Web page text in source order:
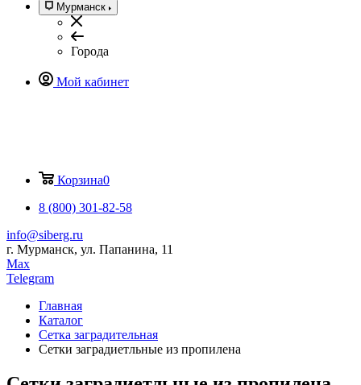
Мурманск
Города
Мой кабинет
Корзина0
8 (800) 301-82-58
info@siberg.ru
г. Мурманск, ул. Папанина, 11
Max
Telegram
Главная
Каталог
Сетка заградительная
Сетки заградиетльные из пропилена